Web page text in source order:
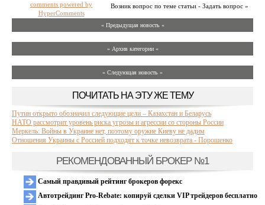
Возник вопрос по теме статьи - Задать вопрос »
comments powered by
HyperComments
« Предыдущая новость «
» Архив категории «
» Следующая новость »
ПОЧИТАТЬ НА ЭТУ ЖЕ ТЕМУ
Путин открыто обозначил следующие цели – Казахстан и Беларусь
НАТО рассмотрит уровень риска угрозы и агрессии со стороны России
Меркель: Войны в Украине нет, поэтому оружие Киеву не дадим
Отношения Украины с Россией подходят к точке невозврата - Порошенко
РЕКОМЕНДОВАННЫЙ БРОКЕР №1
Самый правдивый рейтинг брокеров форекс
Автотрейдинг Pro-Rebate: копируй сделки VIP трейдеров бесплатно